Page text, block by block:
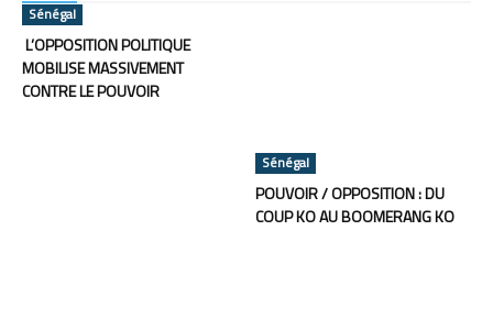
Sénégal
L’OPPOSITION POLITIQUE
MOBILISE MASSIVEMENT
CONTRE LE POUVOIR
Sénégal
POUVOIR / OPPOSITION : DU
COUP KO AU BOOMERANG KO